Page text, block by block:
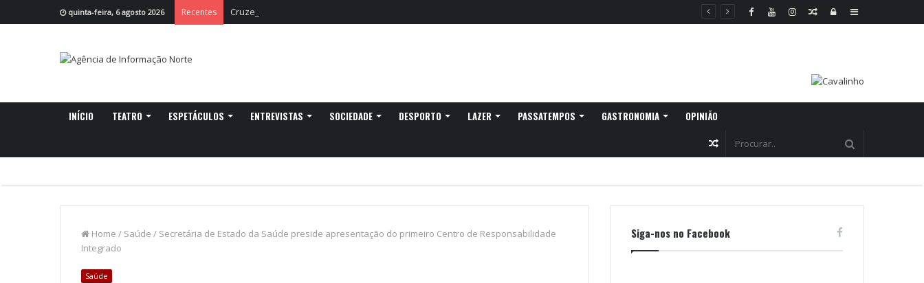
quinta-feira, 6 agosto 2026 Recentes Cruzeiro da Ria regressa a Ovar com experiências náuticas e observação de aves Sidebar
Log
Random
INÍCIO TEATRO ESPETÁCULOS ENTREVISTAS SOCIEDADE DESPORTO LAZER PASSATEMPOS GASTRONOMIA OPINIÃO
Random
Home / Saúde / Secretária de Estado da Saúde preside apresentação do primeiro Centro de Responsabilidade
Integrado
Saúde
Siga-nos no Facebook